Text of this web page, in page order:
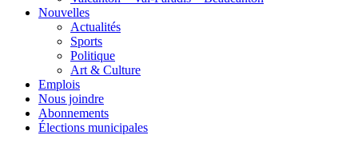
Nouvelles
Actualités
Sports
Politique
Art & Culture
Emplois
Nous joindre
Abonnements
Élections municipales